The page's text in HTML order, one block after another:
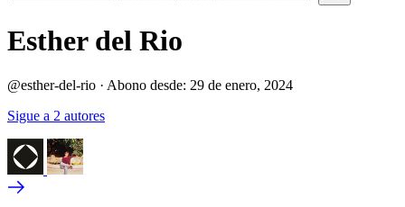
Esther del Rio
@esther-del-rio · Abono desde: 29 de enero, 2024
Sigue a 2 autores